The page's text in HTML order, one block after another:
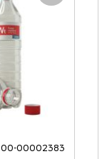
00-00002383